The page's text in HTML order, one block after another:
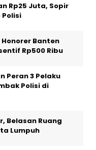
Rp25 Juta, Sopir
Honorer Banten
Rp500 Ribu
Peran 3 Pelaku
Polisi di
Belasan Ruang
Lumpuh